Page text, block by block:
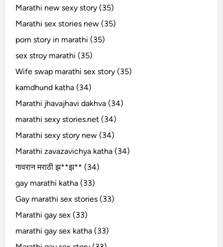
Marathi new sexy story (35)
Marathi sex stories new (35)
porn story in marathi (35)
sex stroy marathi (35)
Wife swap marathi sex story (35)
kamdhund katha (34)
Marathi jhavajhavi dakhva (34)
marathi sexy stories.net (34)
Marathi sexy story new (34)
Marathi zavazavichya katha (34)
गावरान मराठी झ**झ** (34)
gay marathi katha (33)
Gay marathi sex stories (33)
Marathi gay sex (33)
marathi gay sex katha (33)